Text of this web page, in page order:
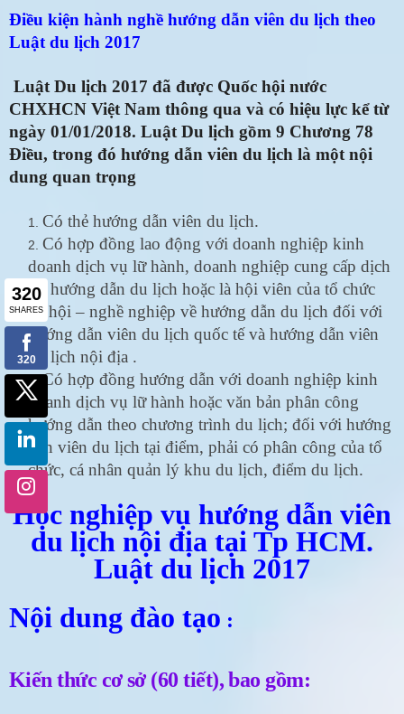
Điều kiện hành nghề hướng dẫn viên du lịch theo
Luật du lịch 2017
Luật Du lịch 2017 đã được Quốc hội nước
CHXHCN Việt Nam thông qua và có hiệu lực kể từ
ngày 01/01/2018. Luật Du lịch gồm 9 Chương 78
Điều, trong đó hướng dẫn viên du lịch là một nội
dung quan trọng
Có thẻ hướng dẫn viên du lịch.
Có hợp đồng lao động với doanh nghiệp kinh
doanh dịch vụ lữ hành, doanh nghiệp cung cấp dịch
vụ hướng dẫn du lịch hoặc là hội viên của tổ chức
xã hội – nghề nghiệp về hướng dẫn du lịch đối với
hướng dẫn viên du lịch quốc tế và hướng dẫn viên
du lịch nội địa .
Có hợp đồng hướng dẫn với doanh nghiệp kinh
doanh dịch vụ lữ hành hoặc văn bản phân công
hướng dẫn theo chương trình du lịch; đối với hướng
dẫn viên du lịch tại điểm, phải có phân công của tổ
chức, cá nhân quản lý khu du lịch, điểm du lịch.
Học nghiệp vụ hướng dẫn viên
du lịch nội địa tại Tp HCM.
Luật du lịch 2017
Nội dung đào tạo :
Kiến thức cơ sở (60 tiết), bao gồm: